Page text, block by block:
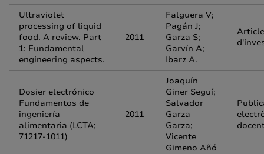
Ultraviolet
processing of liquid
food. A review. Part
1: Fundamental
engineering aspects.
2011
Falguera V;
Pagán J;
Garza S;
Garvín A;
Ibarz A.
Article
Dosier electrónico
Fundamentos de
ingeniería
alimentaria (LCTA;
71217-1011)
2011
Joaquín
Giner Seguí;
Salvador
Garza
Garza;
Vicente
Gimeno Añó